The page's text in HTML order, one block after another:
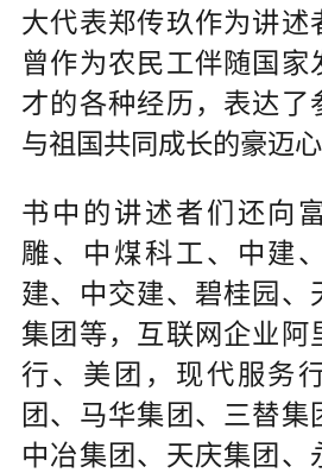
大代表郑传玖作为讲述
曾作为农民工伴随国家
才的各种经历，表达了
与祖国共同成长的豪迈心
书中的讲述者们还向
雕、中煤科工、中建
建、中交建、碧桂园、
集团等，互联网企业阿
行、美团，现代服务
团、马华集团、三替集
中冶集团、天庆集团、